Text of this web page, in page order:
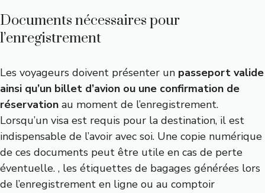
Documents nécessaires pour
l’enregistrement
Les voyageurs doivent présenter un passeport valide
ainsi qu’un billet d’avion ou une confirmation de
réservation au moment de l’enregistrement.
Lorsqu’un visa est requis pour la destination, il est
indispensable de l’avoir avec soi. Une copie numérique
de ces documents peut être utile en cas de perte
éventuelle. , les étiquettes de bagages générées lors
de l’enregistrement en ligne ou au comptoir